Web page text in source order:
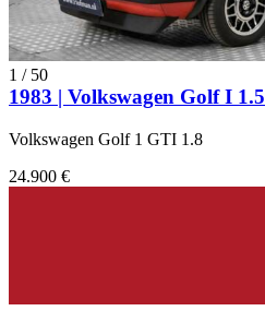
1 / 50
1983 | Volkswagen Golf I 1.5
Volkswagen Golf 1 GTI 1.8
24.900 €